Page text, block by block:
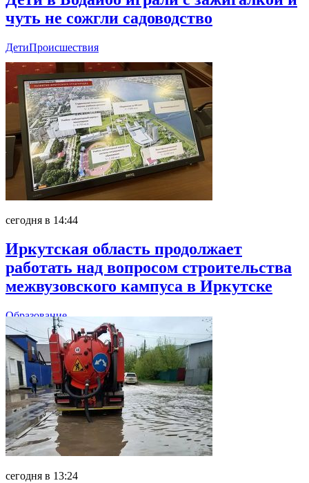
чуть не сожгли садоводство
ДетиПроисшествия
сегодня в 14:44
Иркутская область продолжает
работать над вопросом строительства
межвузовского кампуса в Иркутске
Образование
сегодня в 13:24